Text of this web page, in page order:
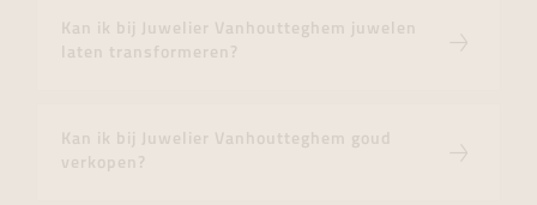
Kan ik bij Juwelier Vanhoutteghem juwelen
laten transformeren?
Kan ik bij Juwelier Vanhoutteghem goud
verkopen?